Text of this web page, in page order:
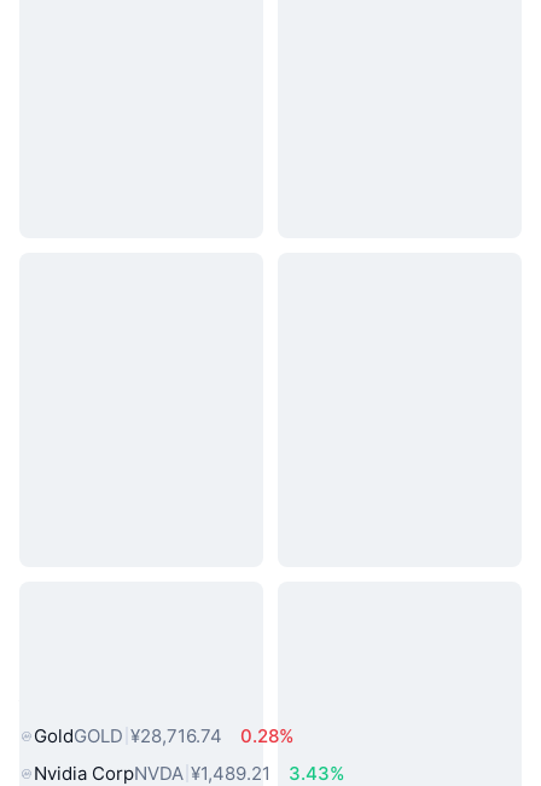
GoldGOLD ¥28,716.74
0.28%
Nvidia CorpNVDA ¥1,489.21
3.43%